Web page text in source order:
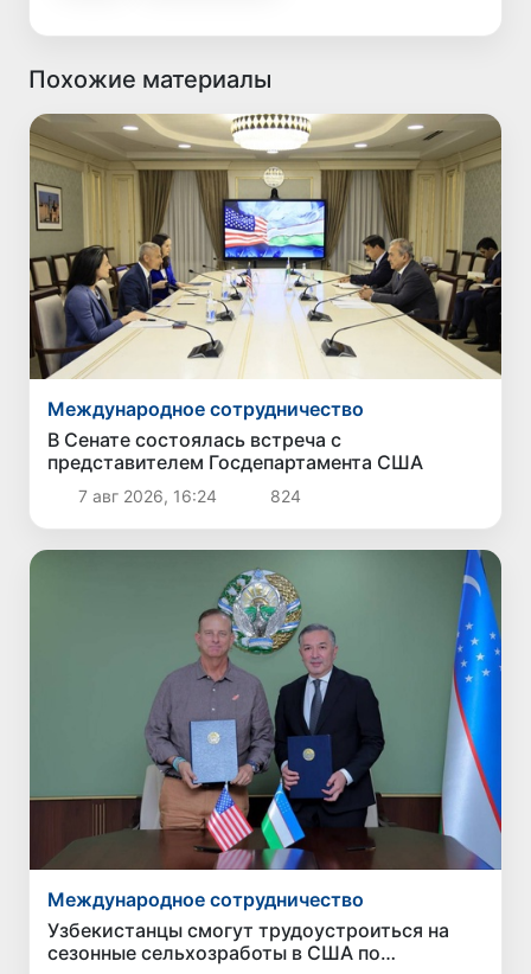
Похожие материалы
Международное сотрудничество
В Сенате состоялась встреча с
представителем Госдепартамента США
7 авг 2026, 16:24 824
Международное сотрудничество
Узбекистанцы смогут трудоустроиться на
сезонные сельхозработы в США по